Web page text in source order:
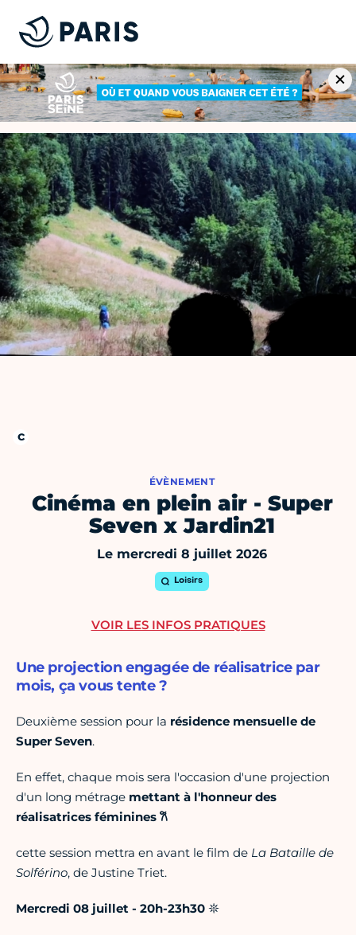
ÉVÈNEMENT
Cinéma en plein air - Super
Seven x Jardin21
Le mercredi 8 juillet 2026
Loisirs
Une projection engagée de réalisatrice par
mois, ça vous tente ?
Deuxième session pour la résidence mensuelle de
Super Seven.
En effet, chaque mois sera l'occasion d'une projection
d'un long métrage mettant à l'honneur des
réalisatrices féminines 𐙚
cette session mettra en avant le film de La Bataille de
Solférino, de Justine Triet.
Mercredi 08 juillet - 20h-23h30 𖤓
VOIR LES INFOS PRATIQUES